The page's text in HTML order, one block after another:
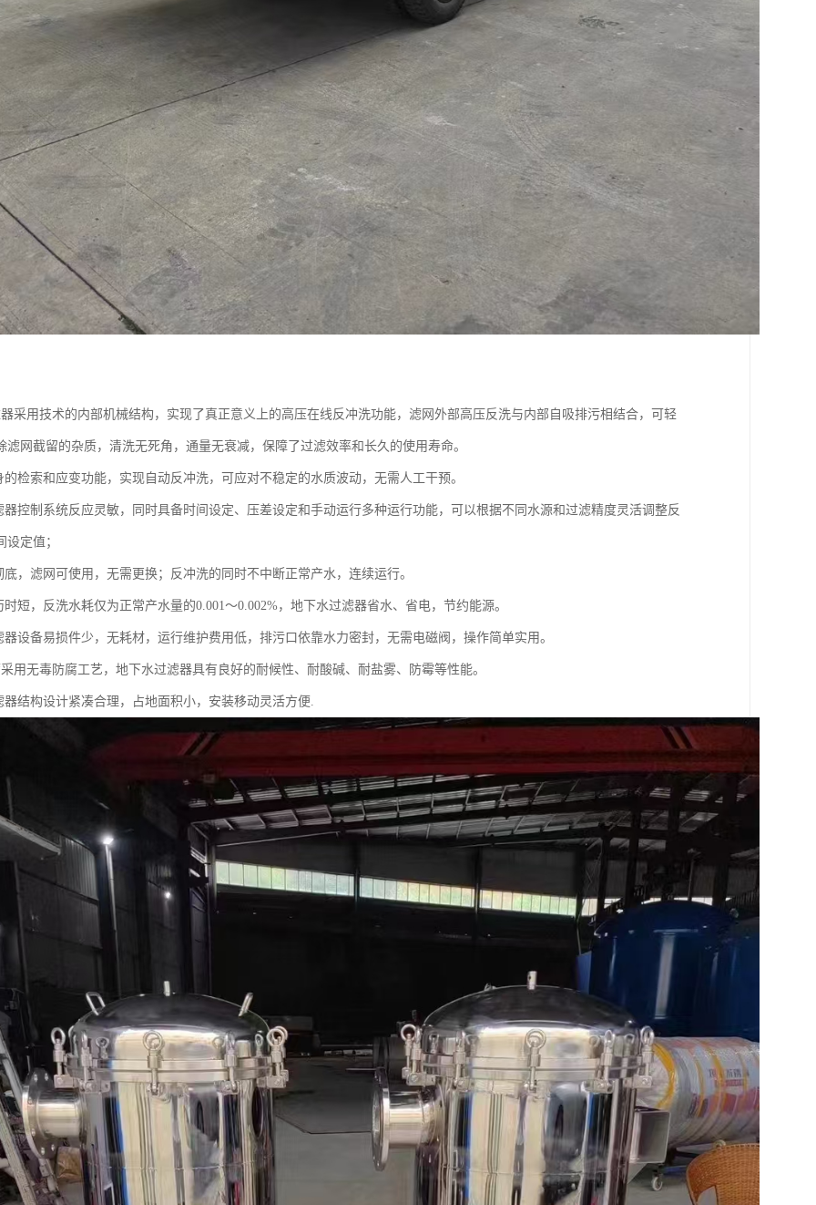
采用技术的内部机械结构，实现了真正意义上的高压在线反冲洗功能，滤网外部高压反洗与内部自吸排污相结合，可轻
滤网截留的杂质，清洗无死角，通量无衰减，保障了过滤效率和长久的使用寿命。
的检索和应变功能，实现自动反冲洗，可应对不稳定的水质波动，无需人工干预。
器控制系统反应灵敏，同时具备时间设定、压差设定和手动运行多种运行功能，可以根据不同水源和过滤精度灵活调整反
设定值；
底，滤网可使用，无需更换；反冲洗的同时不中断正常产水，连续运行。
短，反洗水耗仅为正常产水量的0.001～0.002%，地下水过滤器省水、省电，节约能源。
器设备易损件少，无耗材，运行维护费用低，排污口依靠水力密封，无需电磁阀，操作简单实用。
用无毒防腐工艺，地下水过滤器具有良好的耐候性、耐酸碱、耐盐雾、防霉等性能。
器结构设计紧凑合理，占地面积小，安装移动灵活方便.